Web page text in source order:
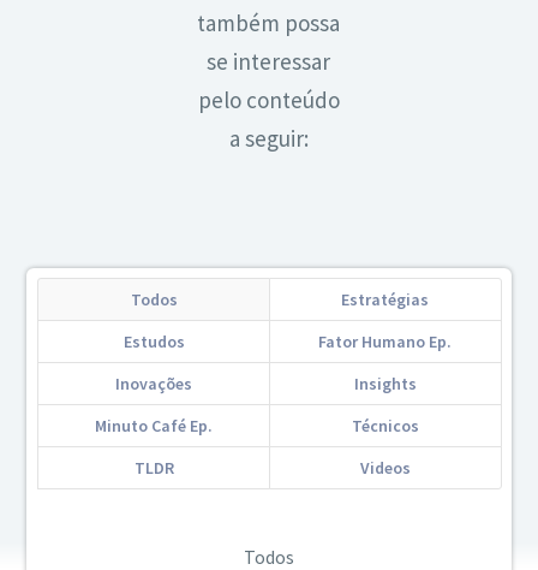
também possa
se interessar
pelo conteúdo
a seguir:
Todos
Estratégias
Estudos
Fator Humano Ep.
Inovações
Insights
Minuto Café Ep.
Técnicos
TLDR
Videos
Todos